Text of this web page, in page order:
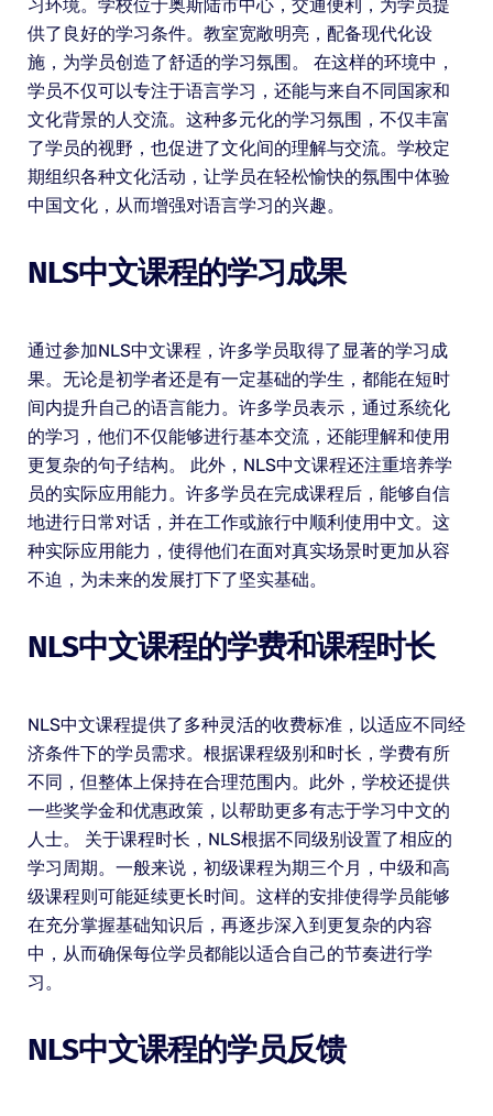
习环境。学校位于奥斯陆市中心，交通便利，为学员提
供了良好的学习条件。教室宽敞明亮，配备现代化设
施，为学员创造了舒适的学习氛围。 在这样的环境中，
学员不仅可以专注于语言学习，还能与来自不同国家和
文化背景的人交流。这种多元化的学习氛围，不仅丰富
了学员的视野，也促进了文化间的理解与交流。学校定
期组织各种文化活动，让学员在轻松愉快的氛围中体验
中国文化，从而增强对语言学习的兴趣。
NLS中文课程的学习成果
通过参加NLS中文课程，许多学员取得了显著的学习成
果。无论是初学者还是有一定基础的学生，都能在短时
间内提升自己的语言能力。许多学员表示，通过系统化
的学习，他们不仅能够进行基本交流，还能理解和使用
更复杂的句子结构。 此外，NLS中文课程还注重培养学
员的实际应用能力。许多学员在完成课程后，能够自信
地进行日常对话，并在工作或旅行中顺利使用中文。这
种实际应用能力，使得他们在面对真实场景时更加从容
不迫，为未来的发展打下了坚实基础。
NLS中文课程的学费和课程时长
NLS中文课程提供了多种灵活的收费标准，以适应不同经
济条件下的学员需求。根据课程级别和时长，学费有所
不同，但整体上保持在合理范围内。此外，学校还提供
一些奖学金和优惠政策，以帮助更多有志于学习中文的
人士。 关于课程时长，NLS根据不同级别设置了相应的
学习周期。一般来说，初级课程为期三个月，中级和高
级课程则可能延续更长时间。这样的安排使得学员能够
在充分掌握基础知识后，再逐步深入到更复杂的内容
中，从而确保每位学员都能以适合自己的节奏进行学
习。
NLS中文课程的学员反馈